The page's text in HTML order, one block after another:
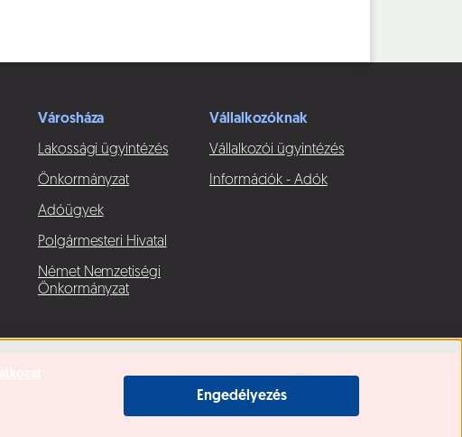
Engedélyezés
Városháza
Lakossági ügyintézés
Önkormányzat
Adóügyek
Polgármesteri Hivatal
Német Nemzetiségi
Önkormányzat
Vállalkozóknak
Vállalkozói ügyintézés
Információk - Adók